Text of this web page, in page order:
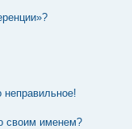
своим именем?